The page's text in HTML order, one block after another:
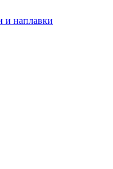
и наплавки